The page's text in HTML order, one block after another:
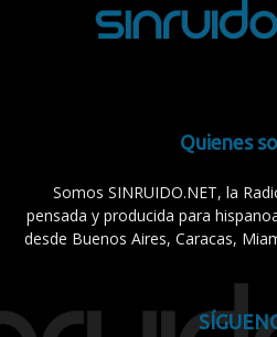
Quienes
Somos SINRUIDO.NET, la
pensada y producida para
desde Buenos Aires, Caracas,